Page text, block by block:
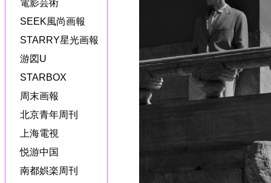
電影芸術
SEEK風尚画報
STARRY星光画報
游図U
STARBOX
周末画報
北京青年周刊
上海電視
悦游中国
南都娯楽周刊